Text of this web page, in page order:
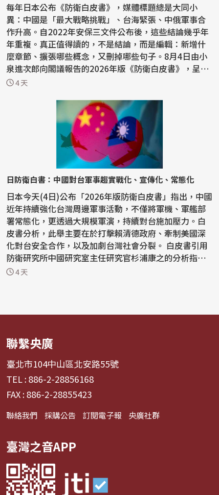
每年日本公布《防衛白皮書》，媒體標題總是大同小
異：中國是「最大戰略挑戰」、台海緊張、中俄軍事合
作升高。自2022年安保三文件公布後，這些結論幾乎年
年重複。真正值得讀的，不是結論，而是編輯：新增什
麼章節、擴張哪些概念，又刪掉哪些句子。8月4日由小
泉進次郎向閣議報告的2026年版《防衛白皮書》，呈現
一個鮮明反...
4 天
日防衛白書：中國對台軍事趨實戰化、宣傳化、常態化
日本今天(4日)公布「2026年版防衛白皮書」指出，中國
近年持續強化台灣周邊軍事活動，不僅將軍機、軍艦部
署常態化，更透過大規模軍演，持續對台施加壓力。白
皮書分析，此舉主要在於打擊賴清德政府、牽制美國深
化對台安全合作，以及加劇台灣社會分裂。 白皮書引用
防衛研究所中國研究室主任研究官杉浦康之的分析指
出，中...
4 天
聯繫央廣
臺北市104中山區北安路55號
TEL : 886-2-28856168
FAX : 886-2-28855423
聯絡我們 採購公告 訂閱電子報 央廣社群
臺灣之音APP